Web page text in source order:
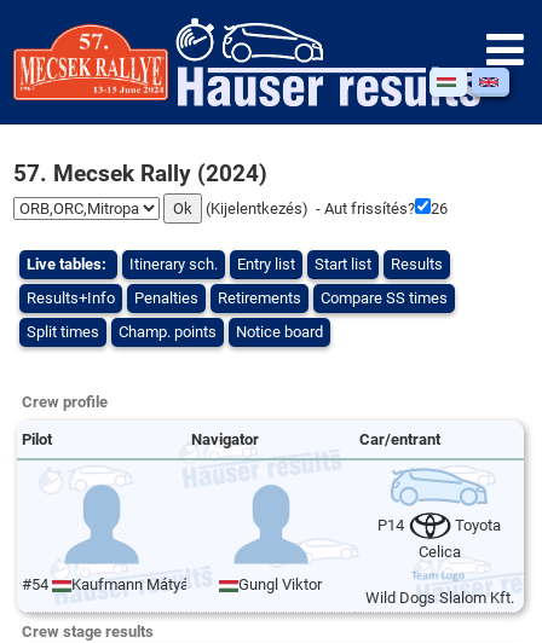
57. Mecsek Rally (2024)
(Kijelentkezés) - Aut frissítés? 25
Live tables: Itinerary sch. Entry list Start list
Results
Results+Info
Penalties Retirements
Compare SS times
Split times
Champ. points Notice board
Crew profile
Pilot Navigator Car/entrant
#54 Kaufmann Mátyás Gungl Viktor
P14
Toyota
Celica
Wild Dogs Slalom Kft.
Crew stage results